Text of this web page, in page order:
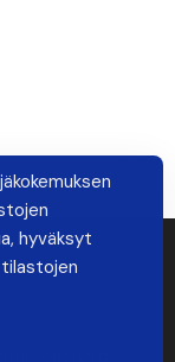
reserved.
hyväksyt